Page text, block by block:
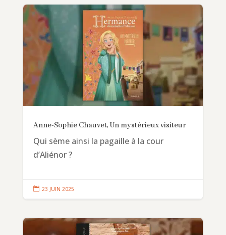
Anne-Sophie Chauvet, Un mystérieux visiteur
Qui sème ainsi la pagaille à la cour
d’Aliénor ?
 23 JUIN 2025